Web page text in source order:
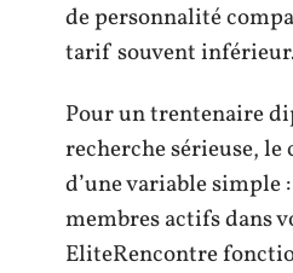
de personnalité
tarif souvent
Pour un trentenaire
recherche sérieuse, le
d’une variable simple
membres actifs dans
EliteRencontre